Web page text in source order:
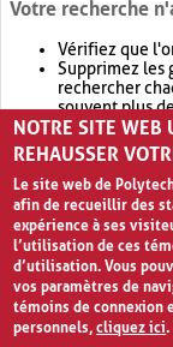
Votre recherche
Vérifiez que
Supprimez les
rechercher
souvent plus
Envisagez
retournera
NOTRE SITE WEB
REHAUSSER
Le site web de
afin de recueillir des
expérience à ses
l’utilisation de ces
d’utilisation. Vous
vos paramètres de
témoins de connexion
personnels,cliquez ici.